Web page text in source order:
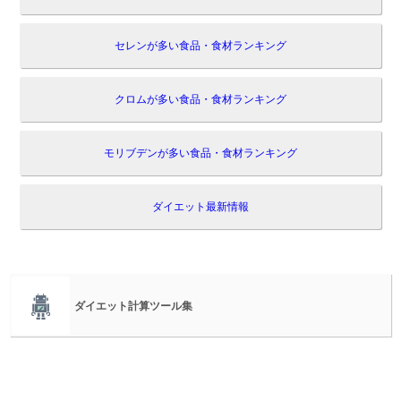
セレンが多い食品・食材ランキング
クロムが多い食品・食材ランキング
モリブデンが多い食品・食材ランキング
ダイエット最新情報
ダイエット計算ツール集